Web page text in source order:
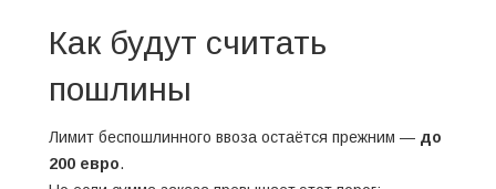
Как будут считать
пошлины
Лимит беспошлинного ввоза остаётся прежним — до
200 евро.